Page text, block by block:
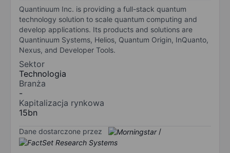
Quantinuum Inc. is providing a full-stack quantum
technology solution to scale quantum computing and
develop applications. Its products and solutions are
Quantinuum Systems, Helios, Quantum Origin, InQuanto,
Nexus, and Developer Tools.
Sektor
Technologia
Branża
-
Kapitalizacja rynkowa
15bn
Dane dostarczone przez /